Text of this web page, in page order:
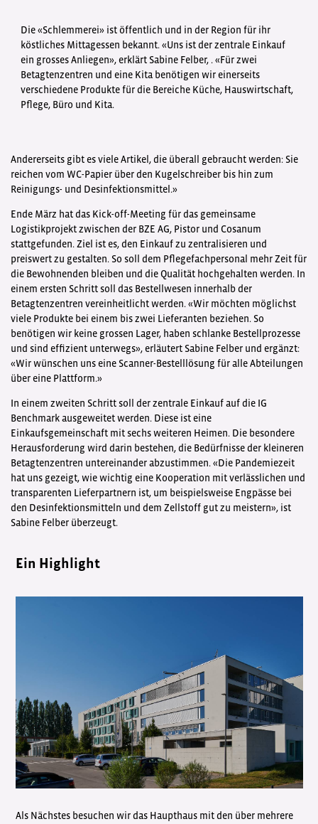
Die «Schlemmerei» ist öffentlich und in der Region für ihr
köstliches Mittagessen bekannt. «Uns ist der zentrale Einkauf
ein grosses Anliegen», erklärt Sabine Felber, . «Für zwei
Betagtenzentren und eine Kita benötigen wir einerseits
verschiedene Produkte für die Bereiche Küche, Hauswirtschaft,
Pflege, Büro und Kita.
Andererseits gibt es viele Artikel, die überall gebraucht werden: Sie
reichen vom WC-Papier über den Kugelschreiber bis hin zum
Reinigungs- und Desinfektionsmittel.»
Ende März hat das Kick-off-Meeting für das gemeinsame
Logistikprojekt zwischen der BZE AG, Pistor und Cosanum
stattgefunden. Ziel ist es, den Einkauf zu zentralisieren und
preiswert zu gestalten. So soll dem Pflegefachpersonal mehr Zeit für
die Bewohnenden bleiben und die Qualität hochgehalten werden. In
einem ersten Schritt soll das Bestellwesen innerhalb der
Betagtenzentren vereinheitlicht werden. «Wir möchten möglichst
viele Produkte bei einem bis zwei Lieferanten beziehen. So
benötigen wir keine grossen Lager, haben schlanke Bestellprozesse
und sind effizient unterwegs», erläutert Sabine Felber und ergänzt:
«Wir wünschen uns eine Scanner-Bestelllösung für alle Abteilungen
über eine Plattform.»
In einem zweiten Schritt soll der zentrale Einkauf auf die IG
Benchmark ausgeweitet werden. Diese ist eine
Einkaufsgemeinschaft mit sechs weiteren Heimen. Die besondere
Herausforderung wird darin bestehen, die Bedürfnisse der kleineren
Betagtenzentren untereinander abzustimmen. «Die Pandemiezeit
hat uns gezeigt, wie wichtig eine Kooperation mit verlässlichen und
transparenten Lieferpartnern ist, um beispielsweise Engpässe bei
den Desinfektionsmitteln und dem Zellstoff gut zu meistern», ist
Sabine Felber überzeugt.
Ein Highlight
Als Nächstes besuchen wir das Haupthaus mit den über mehrere